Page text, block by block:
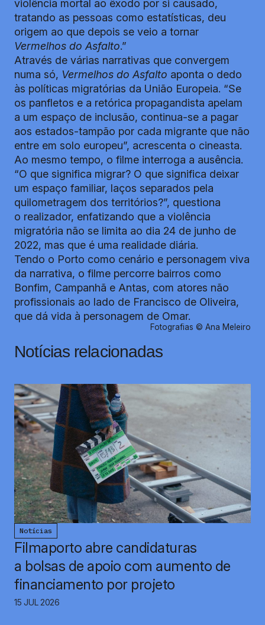
violência mortal ao êxodo por si causado,
tratando as pessoas como estatísticas, deu
origem ao que depois se veio a tornar
Vermelhos do Asfalto.”
Através de várias narrativas que convergem
numa só, Vermelhos do Asfalto aponta o dedo
às políticas migratórias da União Europeia. “Se
os panfletos e a retórica propagandista apelam
a um espaço de inclusão, continua-se a pagar
aos estados-tampão por cada migrante que não
entre em solo europeu”, acrescenta o cineasta.
Ao mesmo tempo, o filme interroga a ausência.
“O que significa migrar? O que significa deixar
um espaço familiar, laços separados pela
quilometragem dos territórios?”, questiona
o realizador, enfatizando que a violência
migratória não se limita ao dia 24 de junho de
2022, mas que é uma realidade diária.
Tendo o Porto como cenário e personagem viva
da narrativa, o filme percorre bairros como
Bonfim, Campanhã e Antas, com atores não
profissionais ao lado de Francisco de Oliveira,
que dá vida à personagem de Omar.
Fotografias © Ana Meleiro
Notícias relacionadas
Notícias
Filmaporto abre candidaturas
a bolsas de apoio com aumento de
financiamento por projeto
15 JUL 2026